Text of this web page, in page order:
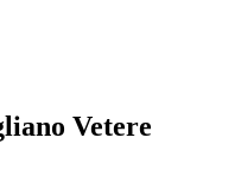
Vetere